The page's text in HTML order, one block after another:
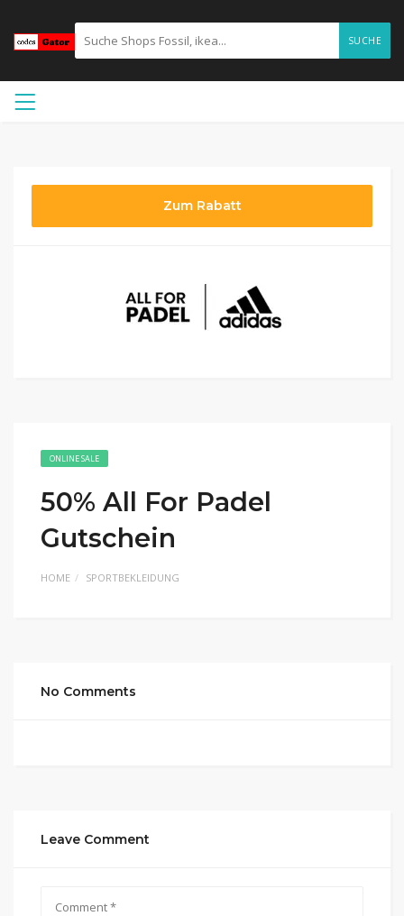
SUCHE
Zum Rabatt
ONLINE SALE
50% All For Padel
Gutschein
HOME SPORTBEKLEIDUNG
No Comments
Leave Comment